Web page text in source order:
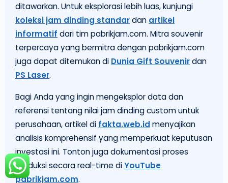
ditawarkan. Untuk eksplorasi lebih luas, kunjungi
koleksi jam dinding standardan artikel
informatif dari tim pabrikjam.com. Mitra souvenir
terpercaya yang bermitra dengan pabrikjam.com
juga dapat ditemukan di Dunia Gift Souvenirdan
PS Laser.
Bagi Anda yang ingin mengeksplor data dan
referensi tentang nilai jam dinding custom untuk
perusahaan, artikel di fakta.web.id menyajikan
analisis komprehensif yang memperkuat keputusan
investasi ini. Tonton juga dokumentasi proses
produksi secara real-time diYouTube
pabrikjam.com.